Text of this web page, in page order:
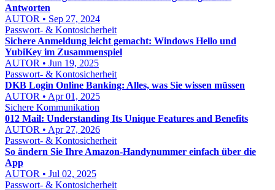
Antworten
AUTOR • Sep 27, 2024
Passwort- & Kontosicherheit
Sichere Anmeldung leicht gemacht: Windows Hello und
YubiKey im Zusammenspiel
AUTOR • Jun 19, 2025
Passwort- & Kontosicherheit
DKB Login Online Banking: Alles, was Sie wissen müssen
AUTOR • Apr 01, 2025
Sichere Kommunikation
012 Mail: Understanding Its Unique Features and Benefits
AUTOR • Apr 27, 2026
Passwort- & Kontosicherheit
So ändern Sie Ihre Amazon-Handynummer einfach über die
App
AUTOR • Jul 02, 2025
Passwort- & Kontosicherheit